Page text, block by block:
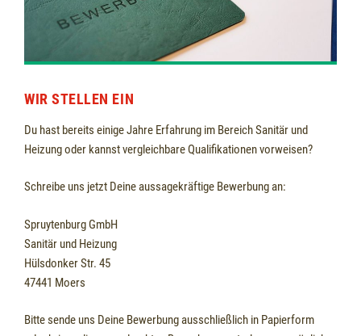
WIR STELLEN EIN
Du hast bereits einige Jahre Erfahrung im Bereich Sanitär und
Heizung oder kannst vergleichbare Qualifikationen vorweisen?
Schreibe uns jetzt Deine aussagekräftige Bewerbung an:
Spruytenburg GmbH
Sanitär und Heizung
Hülsdonker Str. 45
47441 Moers
Bitte sende uns Deine Bewerbung ausschließlich in Papierform